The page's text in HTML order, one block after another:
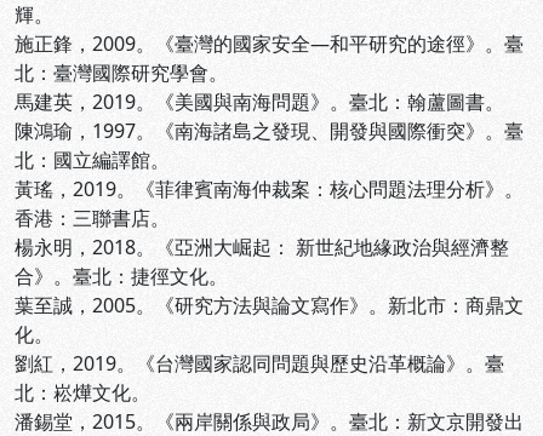
輝。
施正鋒，2009。《臺灣的國家安全—和平研究的途徑》。臺
北：臺灣國際研究學會。
馬建英，2019。《美國與南海問題》。臺北：翰蘆圖書。
陳鴻瑜，1997。《南海諸島之發現、開發與國際衝突》。臺
北：國立編譯館。
黃瑤，2019。《菲律賓南海仲裁案：核心問題法理分析》。
香港：三聯書店。
楊永明，2018。《亞洲大崛起： 新世紀地緣政治與經濟整
合》。臺北：捷徑文化。
葉至誠，2005。《研究方法與論文寫作》。新北市：商鼎文
化。
劉紅，2019。《台灣國家認同問題與歷史沿革概論》。臺
北：崧燁文化。
潘錫堂，2015。《兩岸關係與政局》。臺北：新文京開發出